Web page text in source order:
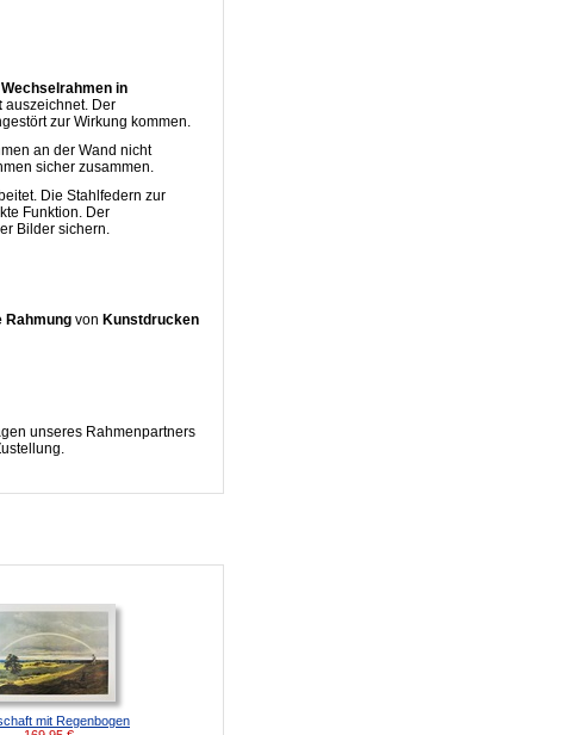
in
auszeichnet. Der
zur Wirkung kommen.
an der Wand nicht
sicher zusammen.
Die Stahlfedern zur
Funktion. Der
Bilder sichern.
Rahmung von Kunstdrucken
unseres Rahmenpartners
mit Regenbogen